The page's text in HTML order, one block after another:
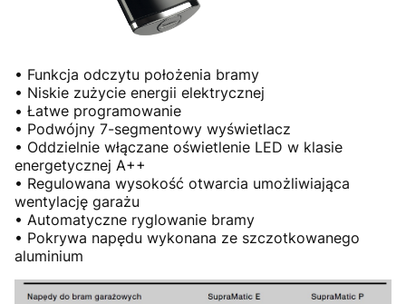
• Funkcja odczytu położenia bramy
• Niskie zużycie energii elektrycznej
• Łatwe programowanie
• Podwójny 7-segmentowy wyświetlacz
• Oddzielnie włączane oświetlenie LED w klasie
energetycznej A++
• Regulowana wysokość otwarcia umożliwiająca
wentylację garażu
• Automatyczne ryglowanie bramy
• Pokrywa napędu wykonana ze szczotkowanego
aluminium